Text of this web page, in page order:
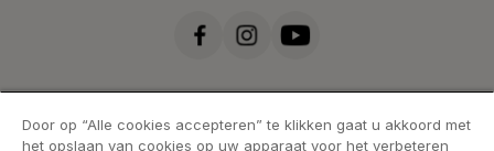
Door op “Alle cookies accepteren” te klikken gaat u akkoord met
het opslaan van cookies op uw apparaat voor het verbeteren